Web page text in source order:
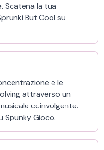
Scatena la tua
But Cool su
e le
attraverso un
coinvolgente.
Spunky Gioco.